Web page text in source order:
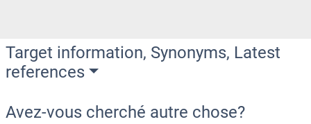
Target information, Synonyms, Latest
references
Avez-vous cherché autre chose?